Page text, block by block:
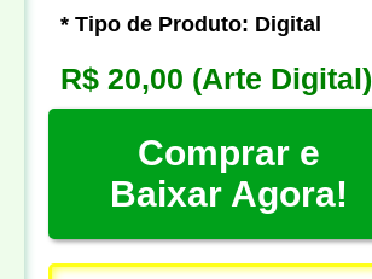
* Tipo de Produto: Digital
R$ 20,00 (Arte Digital)
Comprar e
Baixar Agora!